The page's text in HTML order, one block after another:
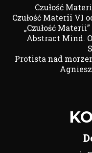
Czułość
Czułość Materii VI
„Czułość
Abstract Mind.
Protista nad